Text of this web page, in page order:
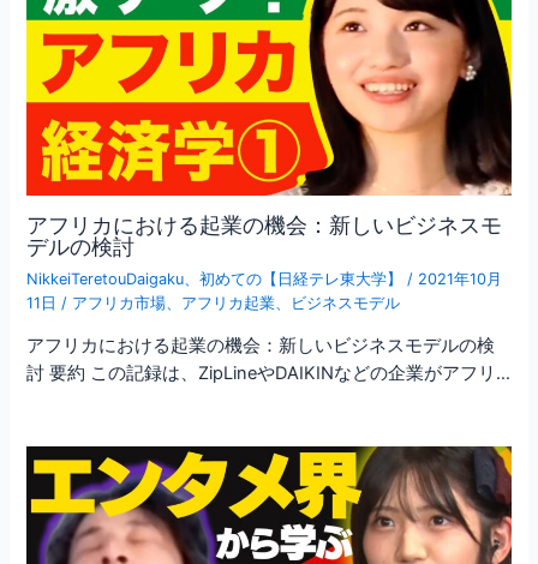
アフリカにおける起業の機会：新しいビジネスモ
デルの検討
NikkeiTeretouDaigaku 、初めての【日経テレ東大学】 / 2021年10月
11日 / アフリカ市場 アフリカ起業 ビジネスモデル
アフリカにおける起業の機会：新しいビジネスモデルの検
討 要約 この記録は、ZipLineやDAIKINなどの企業がアフリ…